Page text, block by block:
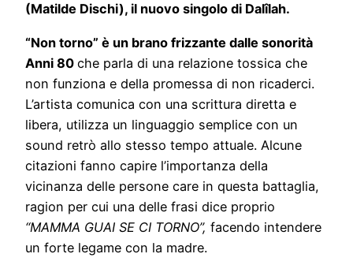
(Matilde Dischi), il nuovo singolo di Dalîlah.
“Non torno” è un brano frizzante dalle sonorità
Anni 80 che parla di una relazione tossica che
non funziona e della promessa di non ricaderci.
L’artista comunica con una scrittura diretta e
libera, utilizza un linguaggio semplice con un
sound retrò allo stesso tempo attuale. Alcune
citazioni fanno capire l’importanza della
vicinanza delle persone care in questa battaglia,
ragion per cui una delle frasi dice proprio
“MAMMA GUAI SE CI TORNO”, facendo intendere
un forte legame con la madre.